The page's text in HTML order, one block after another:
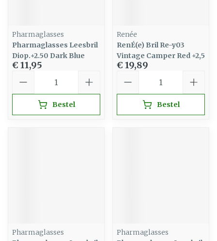
Pharmaglasses
Pharmaglasses Leesbril
Diop.+2.50 Dark Blue
€ 11,95
Bestel
Renée
RenÉ(e) Bril Re-y03
Vintage Camper Red +2,5
€ 19,89
Bestel
Pharmaglasses
Pharmaglasses